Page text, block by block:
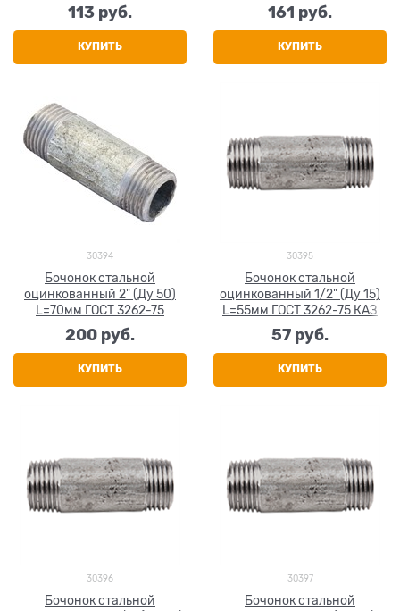
113 руб.
КУПИТЬ
161 руб.
КУПИТЬ
30394
Бочонок стальной
оцинкованный 2" (Ду 50)
L=70мм ГОСТ 3262-75
200 руб.
КУПИТЬ
30395
Бочонок стальной
оцинкованный 1/2" (Ду 15)
L=55мм ГОСТ 3262-75 КАЗ
57 руб.
КУПИТЬ
30396
Бочонок стальной
30397
Бочонок стальной